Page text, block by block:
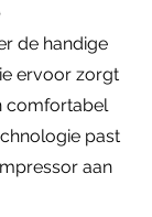
de handige
ervoor zorgt
comfortabel
past
aan